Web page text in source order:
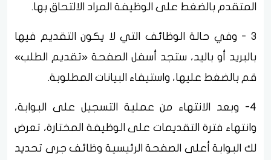
المتقدم بالضغط على الوظيفة المراد الالتحاق بها.
3 - وفي حالة الوظائف التي لا يكون التقديم فيها
بالبريد أو باليد، ستجد أسفل الصفحة «تقديم الطلب»
قم بالضغط عليها، واستيفاء البيانات المطلوبة.
4- وبعد الانتهاء من عملية التسجيل على البوابة،
وانتهاء فترة التقديمات على الوظيفة المختارة، تعرض
لك البوابة أعلى الصفحة الرئيسية وظائف جرى تحديد